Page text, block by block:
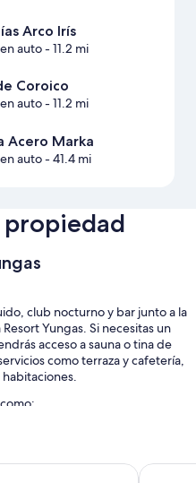
Arco Irís
auto- 11.2 mi
Coroico
auto- 11.2 mi
Acero Marka
auto- 41.4 mi
club nocturno y bar junto a la
Yungas. Si necesitas un
acceso a sauna o tina de
como terraza y cafetería,
con tobogán y camastros
de niños (con cargo) y caja
Las